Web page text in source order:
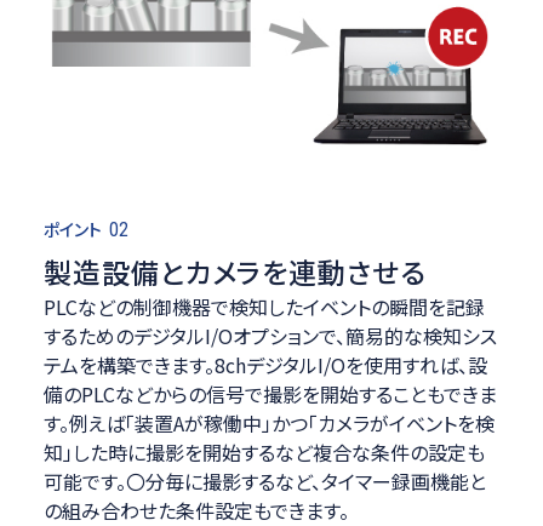
ポイント 02
製造設備とカメラを連動させる
PLCなどの制御機器で検知したイベントの瞬間を記録
するためのデジタルI/Oオプションで、簡易的な検知シス
テムを構築できます。8chデジタルI/Oを使用すれば、設
備のPLCなどからの信号で撮影を開始することもできま
す。例えば「装置Aが稼働中」かつ「カメラがイベントを検
知」した時に撮影を開始するなど複合な条件の設定も
可能です。〇分毎に撮影するなど、タイマー録画機能と
の組み合わせた条件設定もできます。